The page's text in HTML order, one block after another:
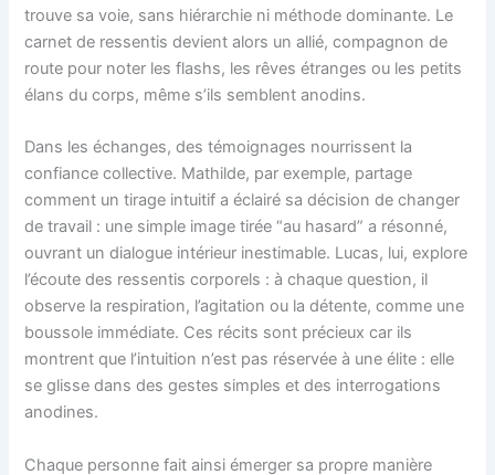
trouve sa voie, sans hiérarchie ni méthode dominante. Le
carnet de ressentis devient alors un allié, compagnon de
route pour noter les flashs, les rêves étranges ou les petits
élans du corps, même s’ils semblent anodins.
Dans les échanges, des témoignages nourrissent la
confiance collective. Mathilde, par exemple, partage
comment un tirage intuitif a éclairé sa décision de changer
de travail : une simple image tirée “au hasard” a résonné,
ouvrant un dialogue intérieur inestimable. Lucas, lui, explore
l’écoute des ressentis corporels : à chaque question, il
observe la respiration, l’agitation ou la détente, comme une
boussole immédiate. Ces récits sont précieux car ils
montrent que l’intuition n’est pas réservée à une élite : elle
se glisse dans des gestes simples et des interrogations
anodines.
Chaque personne fait ainsi émerger sa propre manière